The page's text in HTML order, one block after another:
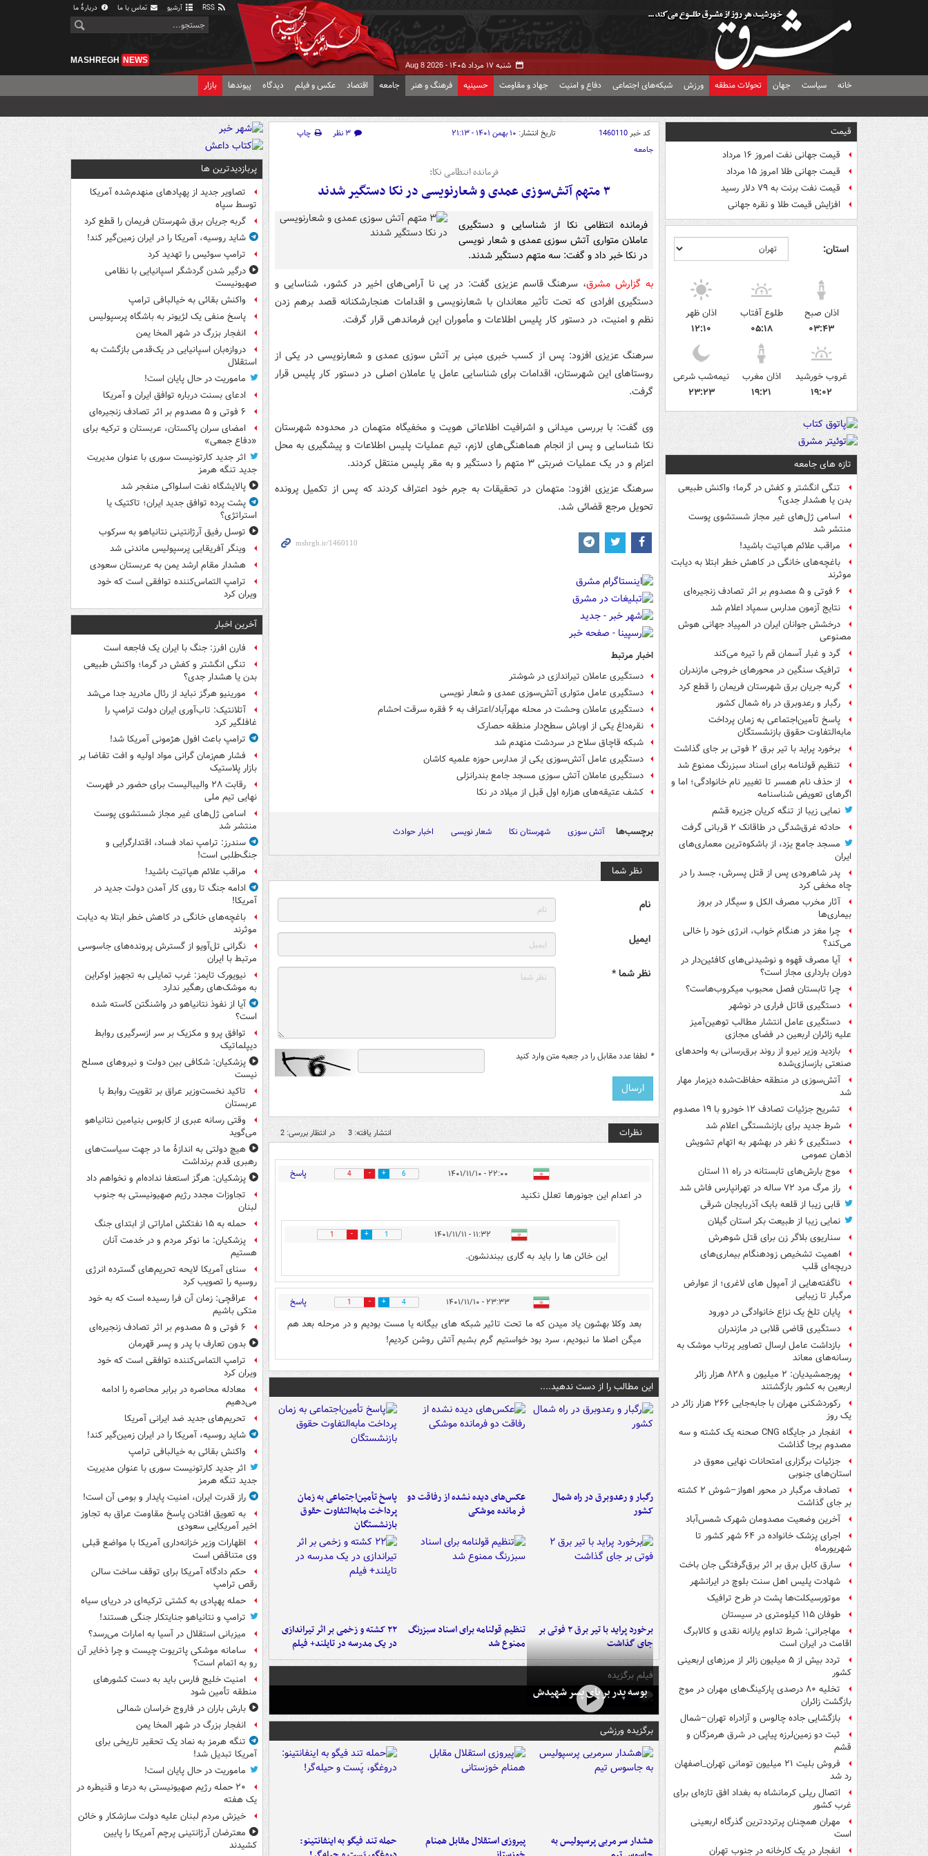
آرشیو تماس با ما دربارهٔ ما
شنبه ۱۷ مرداد ۱۴۰۵ - Aug 8 2026
MASHREGH NEWS
خانه سیاست جهان تحولات منطقه ورزش شبکه‌های اجتماعی دفاع و امنیت جهاد و مقاومت حسینیه فرهنگ و هنر جامعه اقتصاد عکس و فیلم دیدگاه پیوندها بازار
قیمت
قیمت جهانی نفت امروز ۱۶ مرداد
قیمت جهانی طلا امروز ۱۵ مرداد
قیمت نفت برنت به ۷۹ دلار رسید
افزایش قیمت طلا و نقره جهانی
استان:
اذان صبح
۰۳:۴۳
طلوع آفتاب
۰۵:۱۸
اذان ظهر
۱۲:۱۰
غروب خورشید
۱۹:۰۲
اذان مغرب
۱۹:۲۱
نیمه‌شب شرعی
۲۳:۲۳
تازه های جامعه
تنگی انگشتر و کفش در گرما؛ واکنش طبیعی
بدن یا هشدار جدی؟
اسامی ژل‌های غیر مجاز شستشوی پوست
منتشر شد
مراقب علائم هپاتیت باشید!
باغچه‌های خانگی در کاهش خطر ابتلا به دیابت
موثرند
۶ فوتی و ۵ مصدوم بر اثر تصادف زنجیره‌ای
نتایج آزمون مدارس سمپاد اعلام شد
درخشش جوانان ایران در المپیاد جهانی هوش
مصنوعی
گرد و غبار آسمان قم را تیره می‌کند
ترافیک سنگین در محورهای خروجی مازندران
گربه جریان برق شهرستان فریمان را قطع کرد
رگبار و رعدوبرق در راه شمال کشور
پاسخ تأمین‌اجتماعی به زمان پرداخت
مابه‌التفاوت حقوق بازنشستگان
برخورد پراید با تیر برق ۲ فوتی بر جای گذاشت
تنظیم قولنامه برای اسناد سبزرنگ ممنوع شد
از حذف نام همسر تا تغییر نام خانوادگی؛ اما و
اگرهای تعویض شناسنامه
نمایی زیبا از تنگه کریان جزیره قشم
حادثه غرق‌شدگی در طاقانک ۲ قربانی گرفت
مسجد جامع یزد، از باشکوه‌ترین معماری‌های
ایران
پدر شاهرودی پس از قتل پسرش، جسد را در
چاه مخفی کرد
آثار مخرب مصرف الکل و سیگار در بروز
بیماری‌ها
چرا مغز در هنگام خواب، انرژی خود را خالی
می‌کند؟
آیا مصرف قهوه و نوشیدنی‌های کافئین‌دار در
دوران بارداری مجاز است؟
چرا تابستان فصل محبوب میکروب‌هاست؟
دستگیری قاتل فراری در نوشهر
دستگیری عامل انتشار مطالب توهین‌آمیز
علیه زائران اربعین در فضای مجازی
بازدید وزیر نیرو از روند برق‌رسانی به واحدهای
صنعتی بازسازی‌شده
آتش‌سوزی در منطقه حفاظت‌شده دیزمار مهار
شد
تشریح جزئیات تصادف ۱۲ خودرو با ۱۹ مصدوم
شرط جدید برای بازنشستگی اعلام شد
دستگیری ۶ نفر در بهشهر به اتهام تشویش
اذهان عمومی
موج بارش‌های تابستانه در راه ۱۱ استان
راز مرگ مرد ۷۲ ساله در تهرانپارس فاش شد
قابی زیبا از قلعه بابک آذربایجان شرقی
نمایی زیبا از طبیعت بکر استان گیلان
سناریوی بلاگر زن برای قتل شوهرش
اهمیت تشخیص زودهنگام بیماری‌های
دریچه‌ای قلب
ناگفته‌هایی از آمپول های لاغری؛ از عوارض
مرگبار تا زیبایی
پایان تلخ یک نزاع خانوادگی در دورود
دستگیری قاضی قلابی در مازندران
بازداشت عامل ارسال تصاویر پرتاب موشک به
رسانه‌های معاند
پورجمشیدیان: ۲ میلیون و ۸۲۸ هزار زائر
اربعین به کشور بازگشتند
رکوردشکنی مهران با جابه‌جایی ۲۶۶ هزار زائر در
یک روز
انفجار در جایگاه CNG صحنه یک کشته و سه
مصدوم برجا گذاشت
جزئیات برگزاری امتحانات نهایی معوق در
استان‌های جنوبی
تصادف مرگبار در محور اهواز–شوش ۲ کشته
بر جای گذاشت
آخرین وضعیت مصدومان شهرک شمس‌آباد
اجرای پزشک خانواده در ۶۴ شهر کشور تا
شهریورماه
سارق کابل برق بر اثر برق‌گرفتگی جان باخت
شهادت پلیس اهل سنت بلوچ در ایرانشهر
موتورسیکلت‌ها پشت درِ طرح ترافیک
طوفان ۱۱۵ کیلومتری در سیستان
مهاجرانی: شرط تداوم یارانه نقدی و کالابرگ
اقامت در ایران است
تردد بیش از ۵ میلیون زائر از مرزهای اربعینی
کشور
تخلیه ۸۰ درصدی پارکینگ‌های مهران در موج
بازگشت زائران
بازگشایی جاده چالوس و آزادراه تهران–شمال
ثبت دو زمین‌لرزه پیاپی در شرق هرمزگان و
قشم
فروش بلیت ۲۱ میلیون تومانی تهران_اصفهان
رد شد
اتصال ریلی کرمانشاه به بغداد افق تازه‌ای برای
غرب کشور
مهران همچنان پرترددترین گذرگاه اربعینی
است
انفجار در یک کارخانه در جنوب تهران
کد خبر1460110 تاریخ انتشار: ۱۰ بهمن ۱۴۰۱ - ۲۱:۱۳ ۳ نظر
چاپ
جامعه
فرمانده انتظامی نکا:
۳ متهم آتش‌سوزی عمدی و شعارنویسی در نکا دستگیر شدند
فرمانده انتظامی نکا از شناسایی و دستگیری
عاملان متواری آتش سوزی عمدی و شعار نویسی
در نکا خبر داد و گفت: سه متهم دستگیر شدند.
به گزارش مشرق، سرهنگ قاسم عزیزی گفت: در پی نا آرامی‌های اخیر در کشور، شناسایی و
دستگیری افرادی که تحت تأثیر معاندان با شعارنویسی و اقدامات هنجارشکنانه قصد برهم زدن
نظم و امنیت، در دستور کار پلیس اطلاعات و مأموران این فرماندهی قرار گرفت.
سرهنگ عزیزی افزود: پس از کسب خبری مبنی بر آتش سوزی عمدی و شعارنویسی در یکی از
روستاهای این شهرستان، اقدامات برای شناسایی عامل یا عاملان اصلی در دستور کار پلیس قرار
گرفت.
وی گفت: با بررسی میدانی و اشرافیت اطلاعاتی هویت و مخفیگاه متهمان در محدوده شهرستان
نکا شناسایی و پس از انجام هماهنگی‌های لازم، تیم عملیات پلیس اطلاعات و پیشگیری به محل
اعزام و در یک عملیات ضربتی ۳ متهم را دستگیر و به مقر پلیس منتقل کردند.
سرهنگ عزیزی افزود: متهمان در تحقیقات به جرم خود اعتراف کردند که پس از تکمیل پرونده
تحویل مرجع قضائی شد.
اخبار مرتبط
دستگیری عاملان تیراندازی در شوشتر
دستگیری عامل متواری آتش‌سوزی عمدی و شعار نویسی
دستگیری عاملان وحشت در محله مهرآباد/اعتراف به ۶ فقره سرقت احشام
نقره‌داغ یکی از اوباش سطح‌دار منطقه حصارک
شبکه قاچاق سلاح در سردشت منهدم شد
دستگیری عامل آتش‌سوزی یکی از مدارس حوزه علمیه کاشان
دستگیری عاملان آتش سوزی مسجد جامع بندرانزلی
کشف عتیقه‌های هزاره اول قبل از میلاد در نکا
برچسب‌ها آتش سوزی شهرستان نکا شعار نویسی اخبار حوادث
نظر شما
نام
ایمیل
نظر شما *
* لطفا عدد مقابل را در جعبه متن وارد کنید
نظرات انتشار یافته: 3 در انتظار بررسی: 2
۲۲:۰۰ - ۱۴۰۱/۱۱/۱۰ 6
4 پاسخ
در اعدام این جونورها تعلل نکنید
۱۱:۳۲ - ۱۴۰۱/۱۱/۱۱ 1
1
این خائن ها را باید به گاری ببندنشون.
۲۳:۳۳ - ۱۴۰۱/۱۱/۱۰ 4
1 پاسخ
بعد وکلا بهشون یاد میدن که ما تحت تاثیر شبکه های بیگانه یا مست بودیم و در مرحله بعد هم
میگن اصلا ما نبودیم، سرد بود خواستیم گرم بشیم آتش روشن کردیم!
این مطالب را از دست ندهید....
رگبار و رعدوبرق در راه شمال
کشور
عکس‌های دیده نشده از رفاقت دو
فرمانده‌ موشکی
پاسخ تأمین‌اجتماعی به زمان
پرداخت مابه‌التفاوت حقوق
بازنشستگان
برخورد پراید با تیر برق ۲ فوتی بر
جای گذاشت
تنظیم قولنامه برای اسناد سبزرنگ
ممنوع شد
۲۲ کشته و زخمی بر اثر تیراندازی
در یک مدرسه در تایلند+ فیلم
فیلم برگزیده
بوسه‌ پدر بر پای پسر شهیدش
برگزیده ورزشی
هشدار سرمربی پرسپولیس به
پیروزی استقلال مقابل همنام
حمله تند فیگو به اینفانتینو:
پربازدیدترین ها
تصاویر جدید از پهپادهای منهدم‌شده آمریکا
توسط سپاه
گربه جریان برق شهرستان فریمان را قطع کرد
شاید روسیه، آمریکا را در ایران زمین‌گیر کند!
ترامپ سوئیس را تهدید کرد
درگیر شدن گردشگر اسپانیایی با نظامی
صهیونیست
واکنش بقائی به خیالبافی ترامپ
پاسخ منفی یک لژیونر به باشگاه پرسپولیس
انفجار بزرگ در شهر المخا یمن
دروازه‌بان اسپانیایی در یک‌قدمی بازگشت به
استقلال
ماموریت در حال پایان است!
ادعای بسنت درباره توافق ایران و آمریکا
۶ فوتی و ۵ مصدوم بر اثر تصادف زنجیره‌ای
امضای سران پاکستان، عربستان و ترکیه برای
«دفاع جمعی»
اثر جدید کارتونیست سوری با عنوان مدیریت
جدید تنگه هرمز
پالایشگاه نفت اسلواکی منفجر شد
پشت پرده توافق جدید ایران؛ تاکتیک یا
استراتژی؟
توسل رفیق آرژانتینی نتانیاهو به سرکوب
وینگر آفریقایی پرسپولیس ماندنی شد
هشدار مقام ارشد یمن به عربستان سعودی
ترامپ التماس‌کننده توافقی است که خود
ویران کرد
آخرین اخبار
فارن افرز: جنگ با ایران یک فاجعه است
تنگی انگشتر و کفش در گرما؛ واکنش طبیعی
بدن یا هشدار جدی؟
مورینیو هرگز نباید از رئال مادرید جدا می‌شد
آتلانتیک: تاب‌آوری ایران دولت ترامپ را
غافلگیر کرد
ترامپ باعث افول هژمونی آمریکا شد!
فشار هم‌زمان گرانی مواد اولیه و افت تقاضا بر
بازار پلاستیک
رقابت ۲۸ والیبالیست برای حضور در فهرست
نهایی تیم ملی
اسامی ژل‌های غیر مجاز شستشوی پوست
منتشر شد
سندرز: ترامپ نماد فساد، اقتدارگرایی و
جنگ‌طلبی است!
مراقب علائم هپاتیت باشید!
ادامه جنگ تا روی کار آمدن دولت جدید در
آمریکا!
باغچه‌های خانگی در کاهش خطر ابتلا به دیابت
موثرند
نگرانی تل‌آویو از گسترش پرونده‌های جاسوسی
مرتبط با ایران
نیویورک تایمز: غرب تمایلی به تجهیز اوکراین
به موشک‌های رهگیر ندارد
آیا از نفوذ نتانیاهو در واشنگتن کاسته شده
است؟
توافق پرو و مکزیک بر سر ازسرگیری روابط
دیپلماتیک
پزشکیان: شکافی بین دولت و نیروهای مسلح
نیست
تاکید نخست‌وزیر عراق بر تقویت روابط با
عربستان
وقتی رسانه عبری از کابوس بنیامین نتانیاهو
می‌گوید
هیچ دولتی به اندازۀ ما در جهت سیاست‌های
رهبری قدم برنداشت
پزشکیان: هرگز استعفا نداده‌ام و نخواهم داد
تجاوزات مجدد رژیم صهیونیستی به جنوب
لبنان
حمله به ۱۵ نفتکش‌ اماراتی از ابتدای جنگ
پزشکیان: ما نوکر مردم و در خدمت آنان
هستیم
سنای آمریکا لایحه تحریم‌های گسترده انرژی
روسیه را تصویب کرد
عراقچی: زمان آن فرا رسیده است که به خود
متکی باشیم
۶ فوتی و ۵ مصدوم بر اثر تصادف زنجیره‌ای
بدون تعارف با پدر و پسر قهرمان
ترامپ التماس‌کننده توافقی است که خود
ویران کرد
معادله محاصره در برابر محاصره را ادامه
می‌دهیم
تحریم‌های جدید ضد ایرانی آمریکا
شاید روسیه، آمریکا را در ایران زمین‌گیر کند!
واکنش بقائی به خیالبافی ترامپ
اثر جدید کارتونیست سوری با عنوان مدیریت
جدید تنگه هرمز
راز قدرت ایران، امنیت پایدار و بومی آن است!
به تعویق افتادن پاسخ مقاومت عراق به تجاوز
اخیر آمریکایی سعودی
اظهارات وزیر خزانه‌داری آمریکا با مواضع قبلی
وی متناقض است
حکم دادگاه آمریکا برای توقف ساخت سالن
رقص ترامپ
حمله پهپادی به کشتی ترکیه‌ای در دریای سیاه
ترامپ و نتانیاهو جنایتکار جنگی هستند!
میزبانی استقلال در آسیا به امارات می‌رسد؟
سامانه موشکی پاتریوت چیست و چرا ذخایر آن
رو به اتمام است؟
امنیت خلیج فارس باید به دست کشورهای
منطقه تأمین شود
بارش باران در فاروج خراسان شمالی
انفجار بزرگ در شهر المخا یمن
تنگه هرمز به نماد یک تحقیر تاریخی برای
آمریکا تبدیل شد!
ماموریت در حال پایان است!
۲۰ حمله رژیم صهیونیستی به درعا و قنیطره در
یک هفته
خیزش مردم لبنان علیه دولت سازشکار و خائن
معترضان آرژانتینی پرچم آمریکا را پایین
کشیدند